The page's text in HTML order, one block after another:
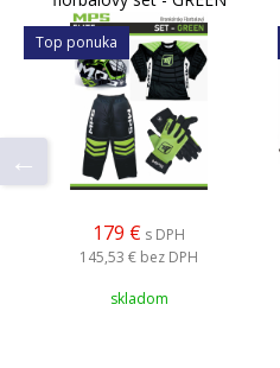
Top ponuka
179 € s DPH
145,53 € bez DPH
skladom